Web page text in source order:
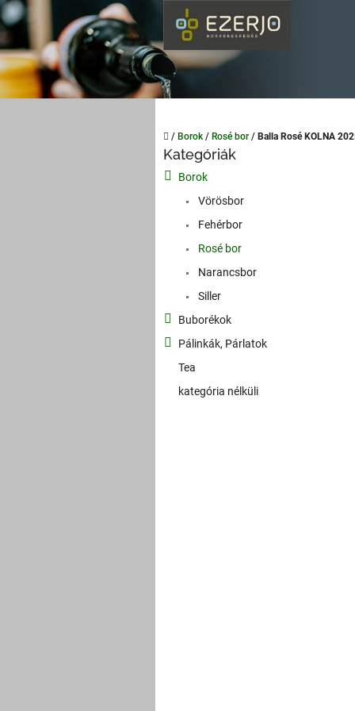
Ugrás
a
tartalomhoz
Kezdőlap
/ Borok / Rosé bor / Balla Rosé KOLNA
OKategóriák
átugrása
Kategóriák
Borok
Vörösbor
Fehérbor
Rosé bor
Narancsbor
Siller
Buborékok
Pálinkák, Párlatok
Tea
kategória nélküli